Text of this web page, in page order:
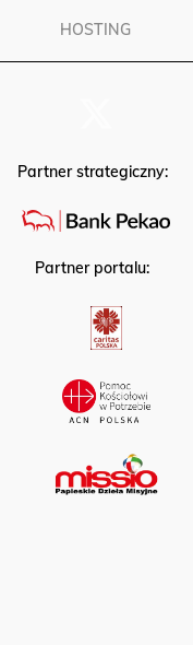
HOSTING
Partner strategiczny:
Partner portalu: